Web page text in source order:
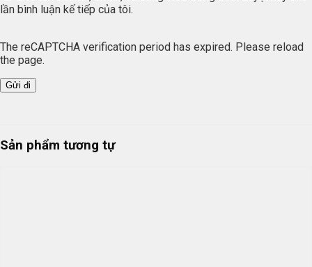
lần bình luận kế tiếp của tôi.
The reCAPTCHA verification period has expired. Please reload
the page.
Sản phẩm tương tự